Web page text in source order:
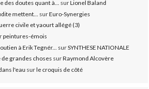
des doutes quant à... surLionel Baland
mettent...
surEuro-Synergies
civile et yaourt allégé (3)
peintures-émois
à Erik Tegnér...
surSYNTHESE NATIONALE
de grandes choses surRaymond Alcovère
l'eau surle croquis de côté